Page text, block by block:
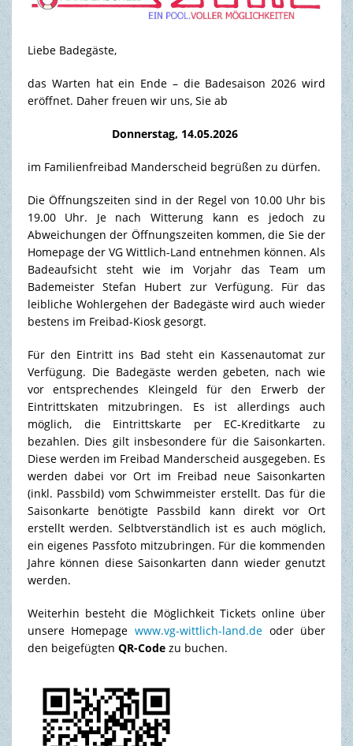
Liebe Badegäste,
das Warten hat ein Ende – die Badesaison 2026 wird
eröffnet. Daher freuen wir uns, Sie ab
Donnerstag, 14.05.2026
im Familienfreibad Manderscheid begrüßen zu dürfen.
Die Öffnungszeiten sind in der Regel von 10.00 Uhr bis
19.00 Uhr. Je nach Witterung kann es jedoch zu
Abweichungen der Öffnungszeiten kommen, die Sie der
Homepage der VG Wittlich-Land entnehmen können. Als
Badeaufsicht steht wie im Vorjahr das Team um
Bademeister Stefan Hubert zur Verfügung. Für das
leibliche Wohlergehen der Badegäste wird auch wieder
bestens im Freibad-Kiosk gesorgt.
Für den Eintritt ins Bad steht ein Kassenautomat zur
Verfügung. Die Badegäste werden gebeten, nach wie
vor entsprechendes Kleingeld für den Erwerb der
Eintrittskaten mitzubringen. Es ist allerdings auch
möglich, die Eintrittskarte per EC-Kreditkarte zu
bezahlen. Dies gilt insbesondere für die Saisonkarten.
Diese werden im Freibad Manderscheid ausgegeben. Es
werden dabei vor Ort im Freibad neue Saisonkarten
(inkl. Passbild) vom Schwimmeister erstellt. Das für die
Saisonkarte benötigte Passbild kann direkt vor Ort
erstellt werden. Selbtverständlich ist es auch möglich,
ein eigenes Passfoto mitzubringen. Für die kommenden
Jahre können diese Saisonkarten dann wieder genutzt
werden.
Weiterhin besteht die Möglichkeit Tickets online über
unsere Homepage www.vg-wittlich-land.de oder über
den beigefügten QR-Codezu buchen.